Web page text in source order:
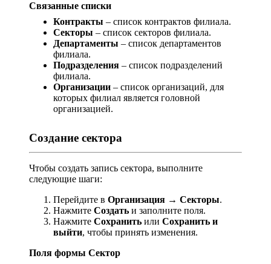
Связанные списки
Контракты – список контрактов филиала.
Секторы – список секторов филиала.
Департаменты – список департаментов
филиала.
Подразделения – список подразделений
филиала.
Организации – список организаций, для
которых филиал является головной
организацией.
Создание сектора
Чтобы создать запись сектора, выполните
следующие шаги:
Перейдите в Организация → Секторы.
Нажмите Создать и заполните поля.
Нажмите Сохранить или Сохранить и
выйти, чтобы принять изменения.
Поля формы Сектор